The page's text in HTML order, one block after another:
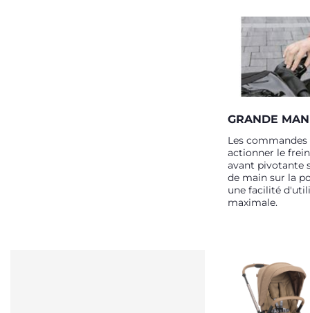
GRANDE
Les commandes
actionner le
avant pivotante
de main sur la
une facilité
maximale.